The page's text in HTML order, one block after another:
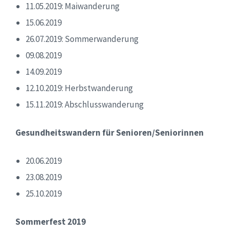
11.05.2019: Maiwanderung
15.06.2019
26.07.2019: Sommerwanderung
09.08.2019
14.09.2019
12.10.2019: Herbstwanderung
15.11.2019: Abschlusswanderung
Gesundheitswandern für Senioren/Seniorinnen
20.06.2019
23.08.2019
25.10.2019
Sommerfest 2019